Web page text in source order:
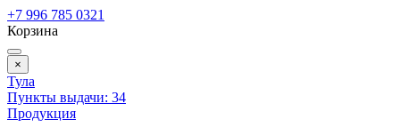
+7 996 785 0321
Корзина
×
Тула
Пункты выдачи: 34
Продукция